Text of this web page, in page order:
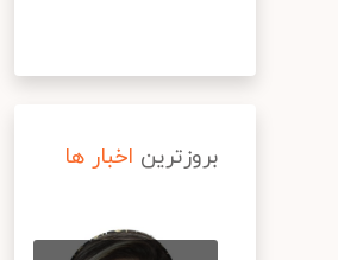
بروزترین اخبار ها